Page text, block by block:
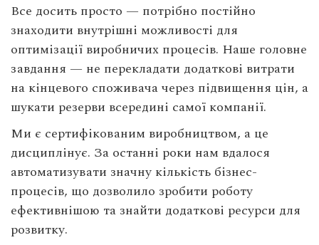
Все досить просто — потрібно постійно
знаходити внутрішні можливості для
оптимізації виробничих процесів. Наше головне
завдання — не перекладати додаткові витрати
на кінцевого споживача через підвищення цін, а
шукати резерви всередині самої компанії.
Ми є сертифікованим виробництвом, а це
дисциплінує. За останні роки нам вдалося
автоматизувати значну кількість бізнес-
процесів, що дозволило зробити роботу
ефективнішою та знайти додаткові ресурси для
розвитку.